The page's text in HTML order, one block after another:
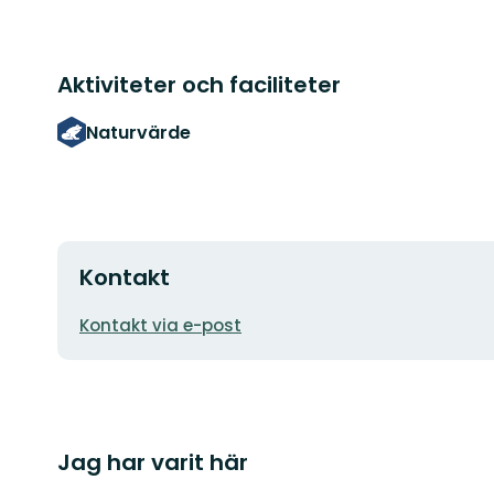
Aktiviteter och faciliteter
Naturvärde
Kontakt
E-
Kontakt via e-post
Jag har varit här